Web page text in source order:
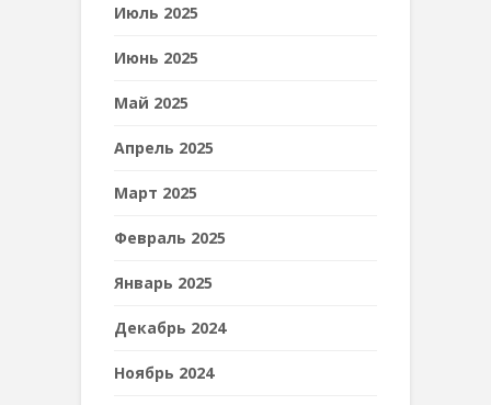
Июль 2025
Июнь 2025
Май 2025
Апрель 2025
Март 2025
Февраль 2025
Январь 2025
Декабрь 2024
Ноябрь 2024